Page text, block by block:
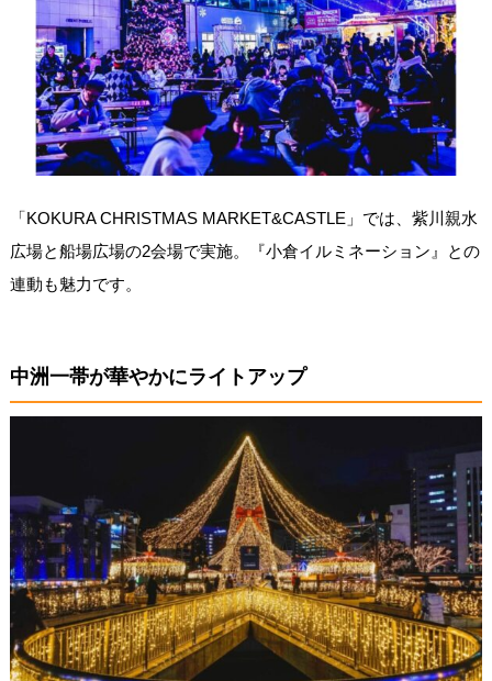
「KOKURA CHRISTMAS MARKET&CASTLE」では、紫川親水
広場と船場広場の2会場で実施。『小倉イルミネーション』との
連動も魅力です。
中洲一帯が華やかにライトアップ